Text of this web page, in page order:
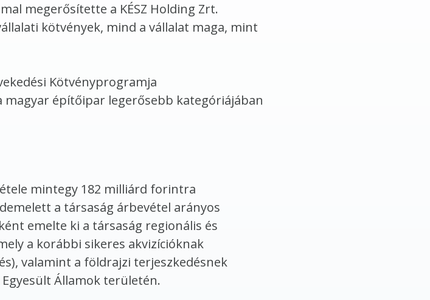
megerősítette a KÉSZ Holding Zrt.
kötvények, mind a vállalat maga, mint
Kötvényprogramja
magyar építőipar legerősebb kategóriájában
mintegy 182 milliárd forintra
a társaság árbevétel arányos
emelte ki a társaság regionális és
a korábbi sikeres akvizícióknak
valamint a földrajzi terjeszkedésnek
Államok területén.